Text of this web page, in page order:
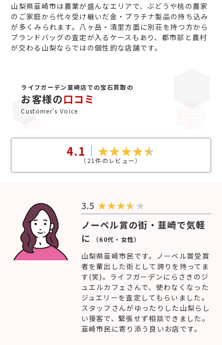
山梨県韮崎市は農業が盛んなエリアで、ぶどうや桃の農家
のご家庭から代々受け継いだ金・プラチナ製品の持ち込み
が多くみられます。八ヶ岳・清里方面に別荘を持つ方から
ブランドバッグの査定が入るケースもあり、都市部と農村
が交わる山梨ならではの個性的な店舗です。
ライフガーデン韮崎店での宝石買取の
お客様の口コミ
Customer's Voice
4.1
（ 21件のレビュー）
3.5 ★★★
★
ノーベル賞の街・韮崎で気軽
に
（60代・女性）
山梨県韮崎市民です。ノーベル賞受賞
者を輩出した街として誇りを持ってま
す(笑)。ライフガーデンにらさきのジ
ュエルカフェさんで、使わなくなった
ジュエリーを査定してもらいました。
スタッフさんがゆったりした山梨らし
い接客で、緊張せず相談できました。
韮崎市民に寄り添う良いお店です。